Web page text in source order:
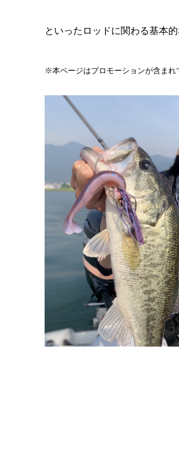
といったロッドに関わる基本
※本ページはプロモーションが含まれ